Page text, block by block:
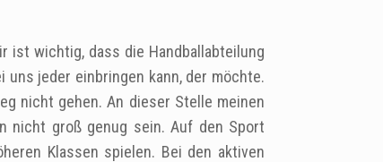
ist wichtig, dass die Handballabteilung
jeder einbringen kann,‎ der möchte.
nicht gehen. An dieser Stelle meinen
nicht groß genug sein. Auf den Sport
Klassen spielen. Bei den aktiven